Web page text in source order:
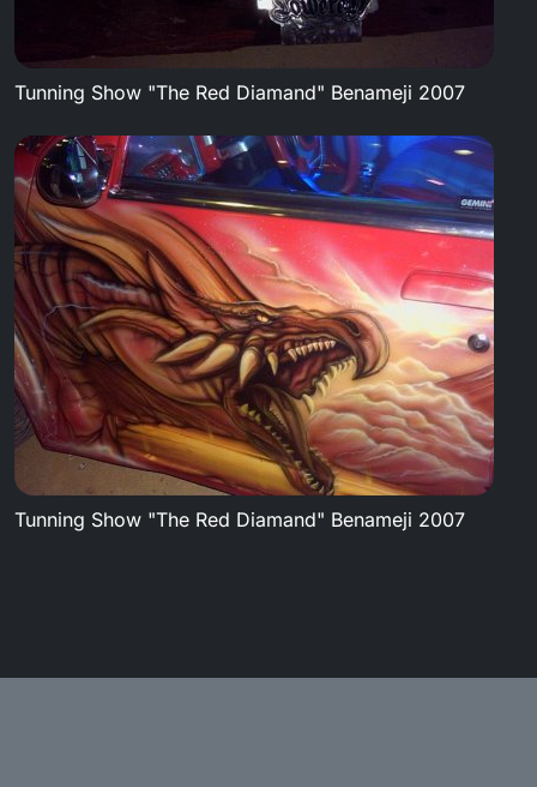
Tunning Show "The Red Diamand" Benameji 2007
Tunning Show "The Red Diamand" Benameji 2007